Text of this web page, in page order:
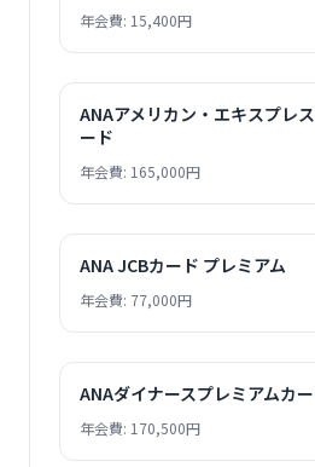
年会費: 15,400円
ANAアメリカン・エキスプレ
ード
年会費: 165,000円
ANA JCBカード プレミアム
年会費: 77,000円
ANAダイナースプレミアムカ
年会費: 170,500円